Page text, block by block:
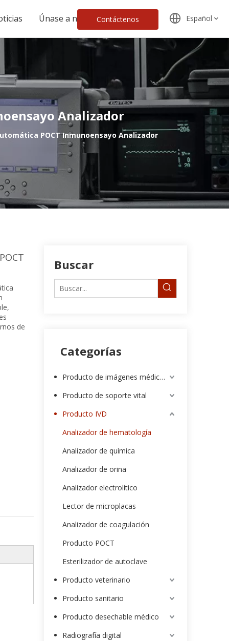
Únase a nosotrosContáctenos Español
Analizador
POCT Inmunoensayo Analizador
de
Buscar
Categorías
Producto de imágenes médicas
Producto de soporte vital
Producto IVD
Analizador de hematología
Analizador de química
Analizador de orina
Analizador electrolítico
Lector de microplacas
Analizador de coagulación
Producto POCT
Esterilizador de autoclave
Producto veterinario
Producto sanitario
Producto desechable médico
Radiografía digital